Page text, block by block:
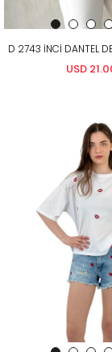
USD